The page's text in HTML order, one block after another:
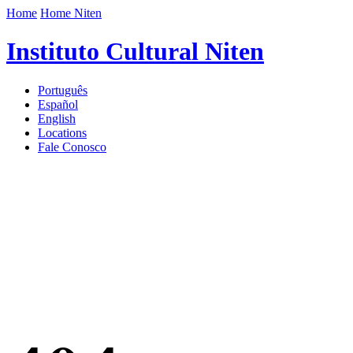
Home Home Niten
Instituto Cultural Niten
Português
Español
English
Locations
Fale Conosco